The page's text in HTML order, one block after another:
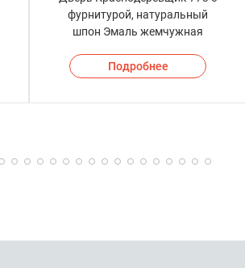
фурнитурой, натуральный
шпон Эмаль жемчужная
Подробнее